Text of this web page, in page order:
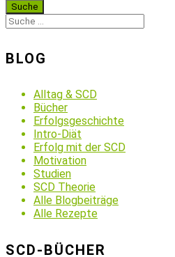
BLOG
Alltag & SCD
Bücher
Erfolgsgeschichte
Intro-Diät
Erfolg mit der SCD
Motivation
Studien
SCD Theorie
Alle Blogbeiträge
Alle Rezepte
SCD-BÜCHER